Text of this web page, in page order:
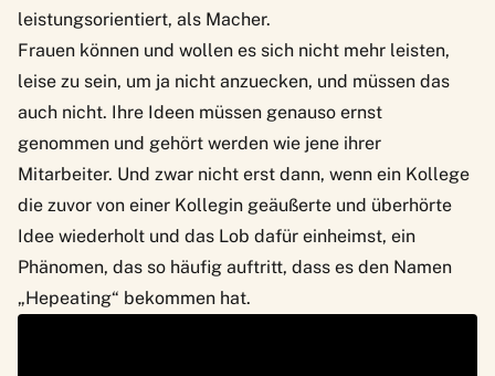
leistungsorientiert, als Macher.
Frauen können und wollen es sich nicht mehr leisten,
leise zu sein, um ja nicht anzuecken, und müssen das
auch nicht. Ihre Ideen müssen genauso ernst
genommen und gehört werden wie jene ihrer
Mitarbeiter. Und zwar nicht erst dann, wenn ein Kollege
die zuvor von einer Kollegin geäußerte und überhörte
Idee wiederholt und das Lob dafür einheimst, ein
Phänomen, das so häufig auftritt, dass es den Namen
„Hepeating“ bekommen hat.